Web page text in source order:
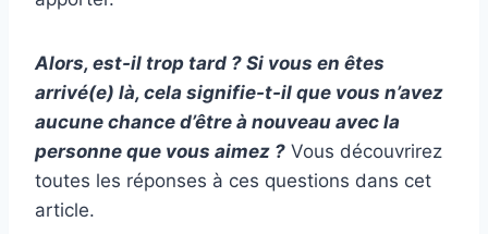
Alors, est-il trop tard ? Si vous en êtes
arrivé(e) là, cela signifie-t-il que vous n’avez
aucune chance d’être à nouveau avec la
personne que vous aimez ? Vous découvrirez
toutes les réponses à ces questions dans cet
article.